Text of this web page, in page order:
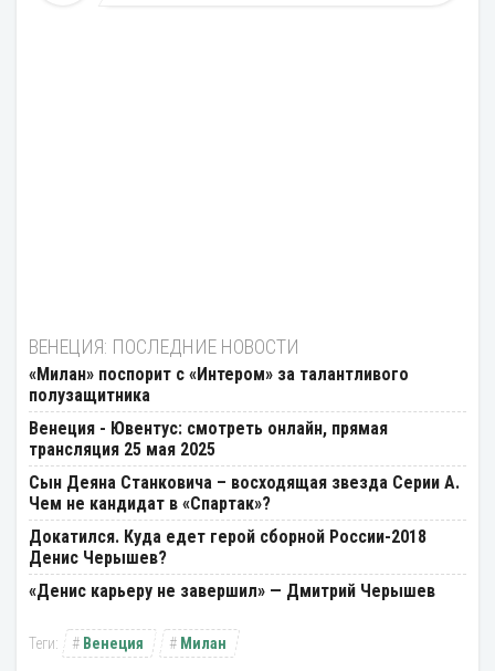
ВЕНЕЦИЯ: ПОСЛЕДНИЕ НОВОСТИ
«Милан» поспорит с «Интером» за талантливого
полузащитника
Венеция - Ювентус: смотреть онлайн, прямая
трансляция 25 мая 2025
Сын Деяна Станковича – восходящая звезда Серии А.
Чем не кандидат в «Спартак»?
Докатился. Куда едет герой сборной России-2018
Денис Черышев?
«Денис карьеру не завершил» — Дмитрий Черышев
Венеция Милан